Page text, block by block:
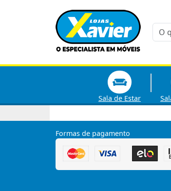
Sala de Estar
Formas de pagamento